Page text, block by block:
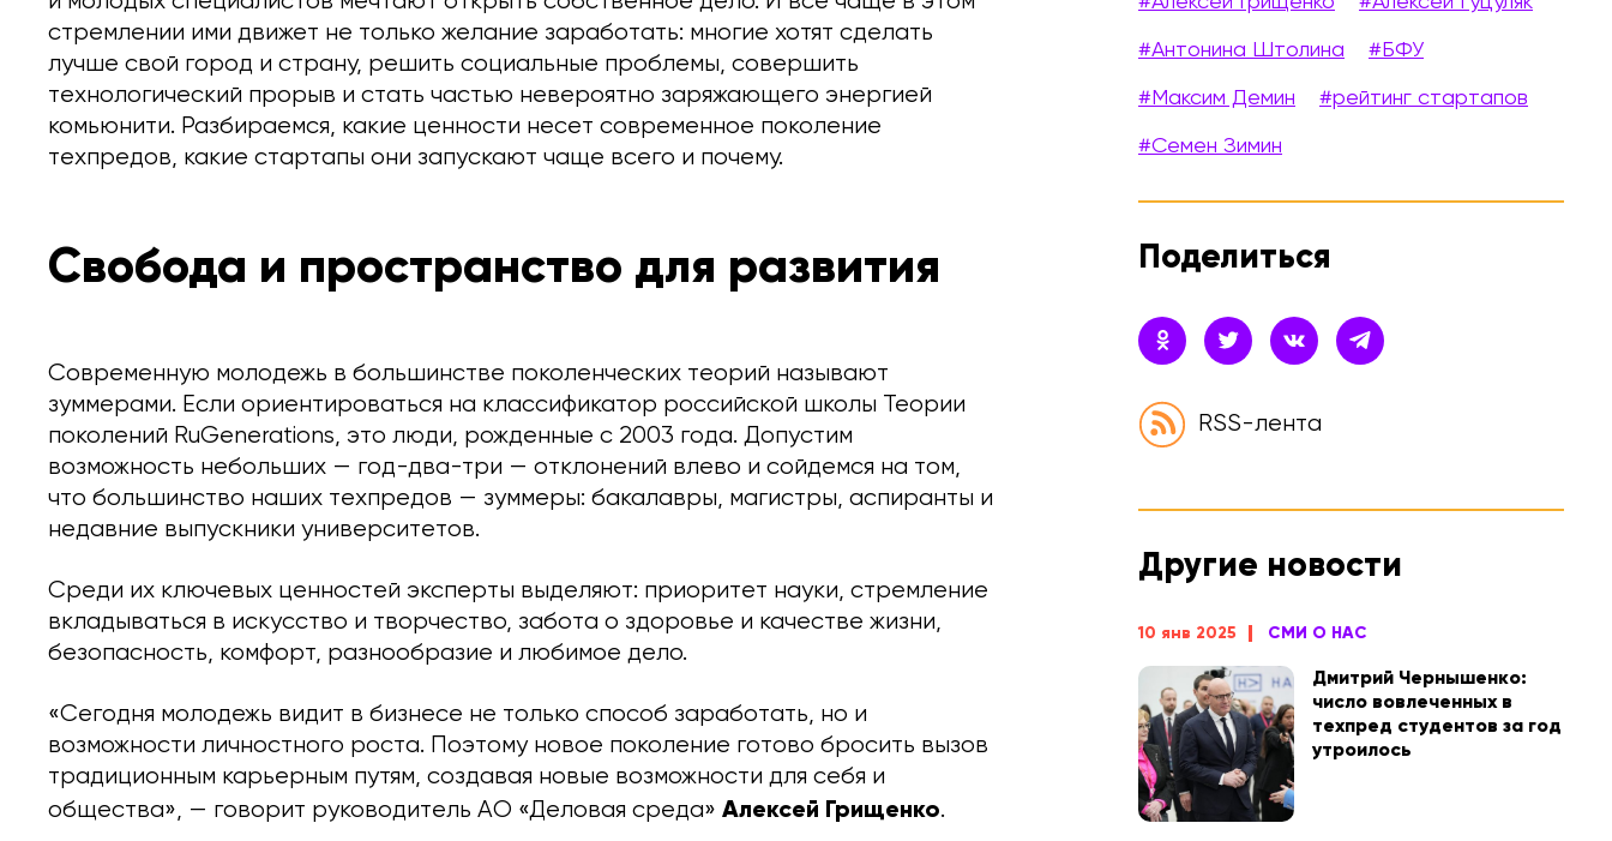
стремлении ими движет не только желание заработать: многие хотят сделать
лучше свой город и страну, решить социальные проблемы, совершить
технологический прорыв и стать частью невероятно заряжающего энергией
комьюнити. Разбираемся, какие ценности несет современное поколение
техпредов, какие стартапы они запускают чаще всего и почему.
Свобода и пространство для развития
Современную молодежь в большинстве поколенческих теорий называют
зуммерами. Если ориентироваться на классификатор российской школы Теории
поколений RuGenerations, это люди, рожденные с 2003 года. Допустим
возможность небольших — год-два-три — отклонений влево и сойдемся на том,
что большинство наших техпредов — зуммеры: бакалавры, магистры, аспиранты и
недавние выпускники университетов.
Среди их ключевых ценностей эксперты выделяют: приоритет науки, стремление
вкладываться в искусство и творчество, забота о здоровье и качестве жизни,
безопасность, комфорт, разнообразие и любимое дело.
«Сегодня молодежь видит в бизнесе не только способ заработать, но и
возможности личностного роста. Поэтому новое поколение готово бросить вызов
традиционным карьерным путям, создавая новые возможности для себя и
общества», — говорит руководитель АО «Деловая среда» Алексей Грищенко.
#Антонина Штолина #БФУ
#Максим Демин #рейтинг стартапов
#Семен Зимин
Поделиться
RSS-лента
Другие новости
10 янв 2025 СМИ О НАС
Дмитрий Чернышенко:
число вовлеченных в
техпред студентов за год
утроилось